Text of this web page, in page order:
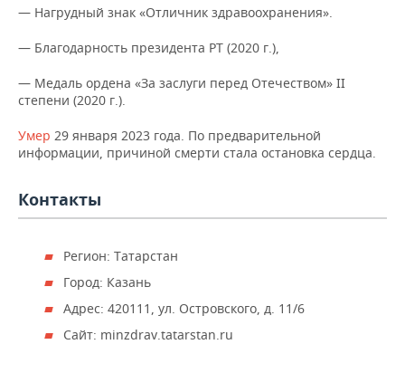
— Нагрудный знак «Отличник здравоохранения».
— Благодарность президента РТ (2020 г.),
— Медаль ордена «За заслуги перед Отечеством» II
степени (2020 г.).
Умер 29 января 2023 года. По предварительной
информации, причиной смерти стала остановка сердца.
Контакты
Регион: Татарстан
Город: Казань
Адрес: 420111, ул. Островского, д. 11/6
Сайт: minzdrav.tatarstan.ru